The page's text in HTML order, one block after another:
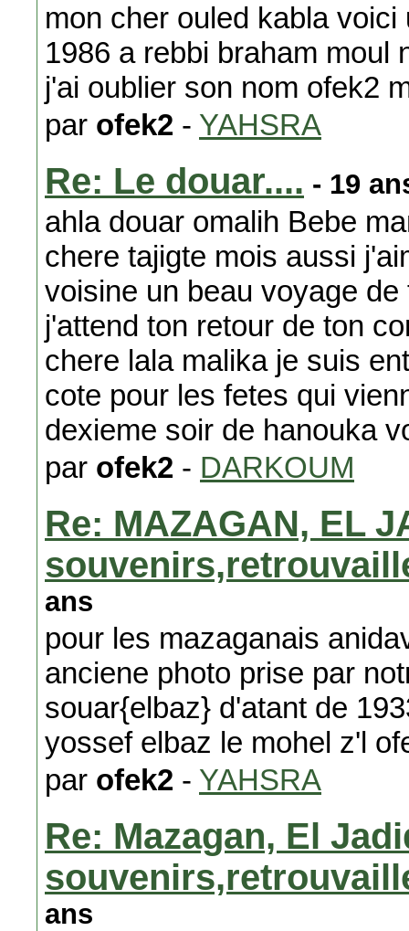
mon cher ouled kabla
1986 a rebbi braham moul
j'ai oublier son nom ofek2
par ofek2 - YAHSRA
Re: Le douar.... - 19
ahla douar omalih Bebe
chere tajigte mois aussi
voisine un beau voyage
j'attend ton retour de ton
chere lala malika je suis
cote pour les fetes qui
dexieme soir de hanouka
par ofek2 - DARKOUM
Re: MAZAGAN, EL
ans
pour les mazaganais
anciene photo prise par
souar{elbaz} d'atant de
yossef elbaz le mohel z'l
par ofek2 - YAHSRA
Re: Mazagan, El
ans